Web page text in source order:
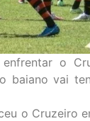
o
baiano vai
o Cruzeiro